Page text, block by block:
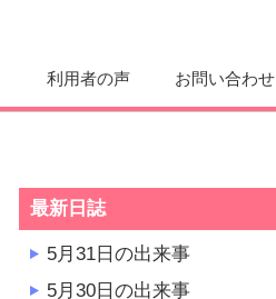
利用者の声 お問い合わせ
最新日誌
5月31日の出来事
5月30日の出来事